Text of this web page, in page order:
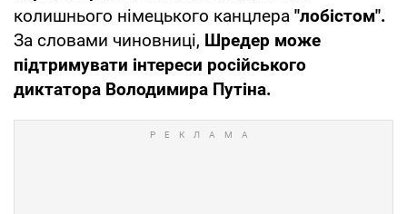
колишнього німецького канцлера "лобістом".
За словами чиновниці, Шредер може
підтримувати інтереси російського
диктатора Володимира Путіна.